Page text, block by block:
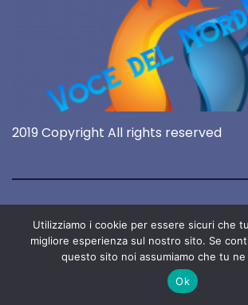
2019 Copyright All rights reserved
Utilizziamo i cookie per essere sicuri che
migliore esperienza sul nostro sito. Se
questo sito noi assumiamo che tu ne
Ok